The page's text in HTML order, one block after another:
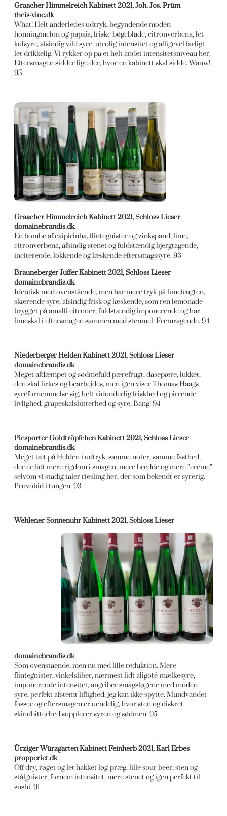
Graacher Himmelreich Kabinett 2021, Joh. Jos.Prüm
theis-vine.dk
What! Helt anderledes udtryk, begyndende moden
honningmelon og papaja, friske bøgeblade, citronverbena, let
kulsyre, afsindig vild syre, utrolig intensitet og alligevel farligt
let drikkelig. Vi rykker op på et helt andet intensitetsniveau her.
Eftersmagen sidder lige der, hvor en kabinett skal sidde. Wauw!
95
Graacher Himmelreich Kabinett 2021, Schloss Lieser
domainebrandis.dk
En bombe af caipirinha, flintegnister og zinkspand, lime,
citronverbena, afsindig stenet og fuldstændig bjergtagende,
inciterende, lokkende og læskende eftersmagssyre. 93
Brauneberger Juffer Kabinett 2021, Schloss Lieser
domainebrandis.dk
Identisk med ovenstående, men har mere tryk på limefrugten,
skærende syre, afsindig frisk og læskende, som ren lemonade
brygget på amalfi citroner, fuldstændig imponerende og har
limeskal i eftersmagen sammen med stenmel. Fremragende. 94
Niederberger Helden Kabinett 2021, Schloss Lieser
domainebrandis.dk
Meget afdæmpet og sødmefuld pærefrugt, dåsepære, lukket,
den skal lirkes og bearbejdes, men igen viser Thomas Haags
syrefornemmelse sig, helt vidunderlig friskhed og pirrende
livlighed, grapeskalsbitterhed og syre. Bang! 94
Piesporter Goldtröpfchen Kabinett 2021, Schloss Lieser
domainebrandis.dk
Meget tæt på Helden i udtryk, samme noter, samme fasthed,
der er lidt mere rigdom i smagen, mere bredde og mere ”creme”
selvom vi stadig taler riesling her, der som bekendt er syrerig.
Provobid i tungen. 93
Wehlener Sonnenuhr Kabinett 2021, Schloss Lieser
domainebrandis.dk
Som ovenstående, men nu med lille reduktion. Mere
flintegnister, vinkelsliber, nærmest lidt aligoté-mælkesyre,
imponerende intensitet, angriber smagsløgene med moden
syre, perfekt afstemt liflighed, jeg kan ikke spytte. Mundvandet
fosser og eftersmagen er uendelig, hvor sten og diskret
skindbitterhed supplerer syren og sødmen. 95
Ürziger Würzgarten Kabinett Feinherb 2021, Karl Erbes
propperiet.dk
Off dry, røget og let hakket løg-præg, lille sour beer, sten og
stålgnister, fornem intensitet, mere stenet og igen perfekt til
sushi. 91